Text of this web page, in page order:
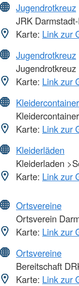
Jugendrotkreuz
JRK
Karte: Link zur
Jugendrotkreuz
Karte: Link zur
Kleidercontainer
Kleidercontainer
Karte: Link zur
Kleiderläden
Kleiderladen
Karte: Link zur
Ortsvereine
Ortsverein
Karte: Link zur
Ortsvereine
Bereitschaft
Karte: Link zur